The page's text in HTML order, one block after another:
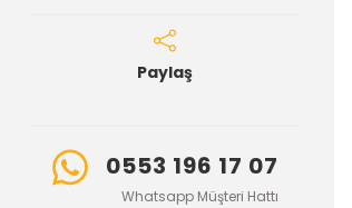
Paylaş
0553 196 17 07
Whatsapp Müşteri Hattı